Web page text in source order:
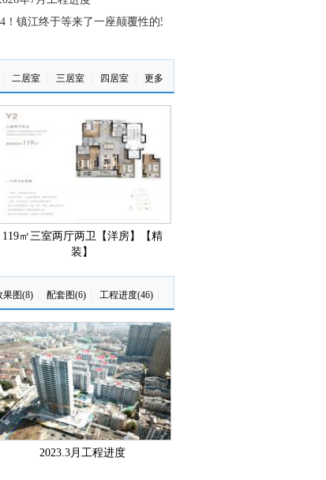
！镇江终于等来了一座颠覆性的宋风作品
二居室 三居室 四居室 更多
119㎡三室两厅两卫【洋房】【精
装】
果图(8) 配套图(6) 工程进度(46)
2023.3月工程进度